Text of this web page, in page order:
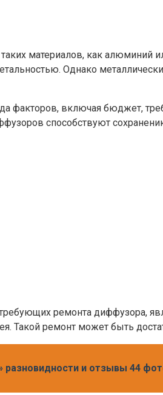
материалов, как алюминий
Однако
факторов, включая бюджет,
способствуют
ремонта диффузора,
ремонт может быть
разновидности и отзывы 44